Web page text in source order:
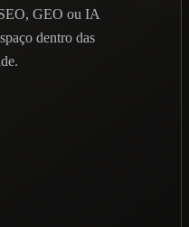
GEO ou IA
dentro das